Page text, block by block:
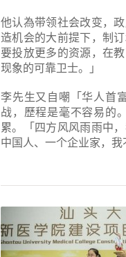
他认為带领社会改变，
造机会的大前提下，制
要投放更多的资源，在
现象的可靠卫士。」
李先生又自嘲「华人首
战，歷程是毫不容易的
累。「四方风风雨雨中
中国人、一个企业家，我